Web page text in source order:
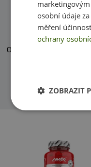
výrobce:Now
pěkný den,
O našich produktech
osobní údaje
měření
ochrany
ZOBRAZIT